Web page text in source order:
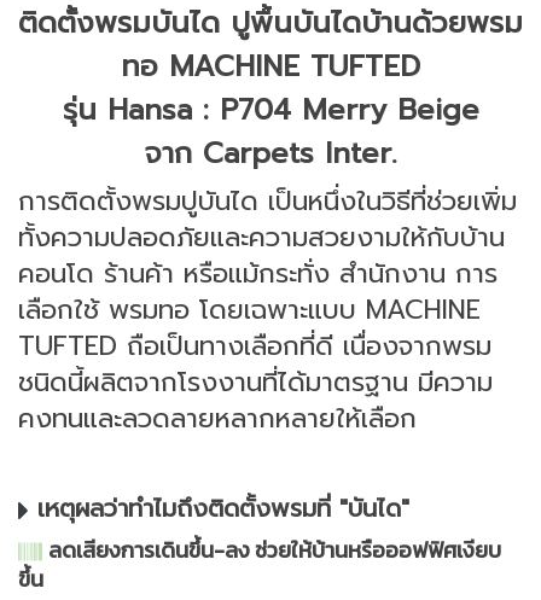
ติดตั้งพรมบันได ปูพื้นบันไดบ้านด้วยพรม
ทอ MACHINE TUFTED
รุ่น Hansa : P704 Merry Beige
จาก Carpets Inter.
การติดตั้งพรมปูบันได เป็นหนึ่งในวิธีที่ช่วยเพิ่ม
ทั้งความปลอดภัยและความสวยงามให้กับบ้าน
คอนโด ร้านค้า หรือแม้กระทั่ง สำนักงาน การ
เลือกใช้ พรมทอ โดยเฉพาะแบบ MACHINE
TUFTED ถือเป็นทางเลือกที่ดี เนื่องจากพรม
ชนิดนี้ผลิตจากโรงงานที่ได้มาตรฐาน มีความ
คงทนและลวดลายหลากหลายให้เลือก
เหตุผลว่าทำไมถึงติดตั้งพรมที่ "บันได"
ลดเสียงการเดินขึ้น-ลง ช่วยให้บ้านหรือออฟฟิศเงียบ
ขึ้น